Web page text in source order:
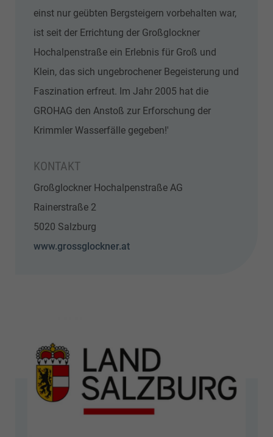
einst nur geübten Bergsteigern vorbehalten war,
ist seit der Errichtung der Großglockner
Hochalpenstraße ein Erlebnis für Groß und
Klein, das sich ungebrochener Begeisterung und
Faszination erfreut. Im Jahr 2005 hat die
GROHAG den Anstoß zur Erforschung der
Krimmler Wasserfälle gegeben!'
KONTAKT
Großglockner Hochalpenstraße AG
Rainerstraße 2
5020 Salzburg
www.grossglockner.at